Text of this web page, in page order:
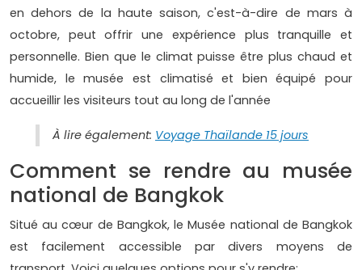
en dehors de la haute saison, c'est-à-dire de mars à
octobre, peut offrir une expérience plus tranquille et
personnelle. Bien que le climat puisse être plus chaud et
humide, le musée est climatisé et bien équipé pour
accueillir les visiteurs tout au long de l'année
À lire également: Voyage Thaïlande 15 jours
Comment se rendre au musée
national de Bangkok
Situé au cœur de Bangkok, le Musée national de Bangkok
est facilement accessible par divers moyens de